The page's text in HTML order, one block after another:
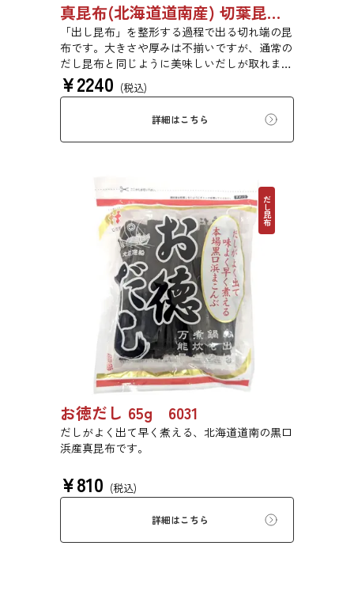
真昆布(北海道道南産) 切葉昆布 500g 【●受注生産品】03110011
「出し昆布」を整形する過程で出る切れ端の昆
布です。大きさや厚みは不揃いですが、通常の
だし昆布と同じように美味しいだしが取れま
す。
¥2240 (税込)
詳細はこちら
だし昆布
お徳だし 65g 6031
だしがよく出て早く煮える、北海道道南の黒口
浜産真昆布です。
¥810 (税込)
詳細はこちら